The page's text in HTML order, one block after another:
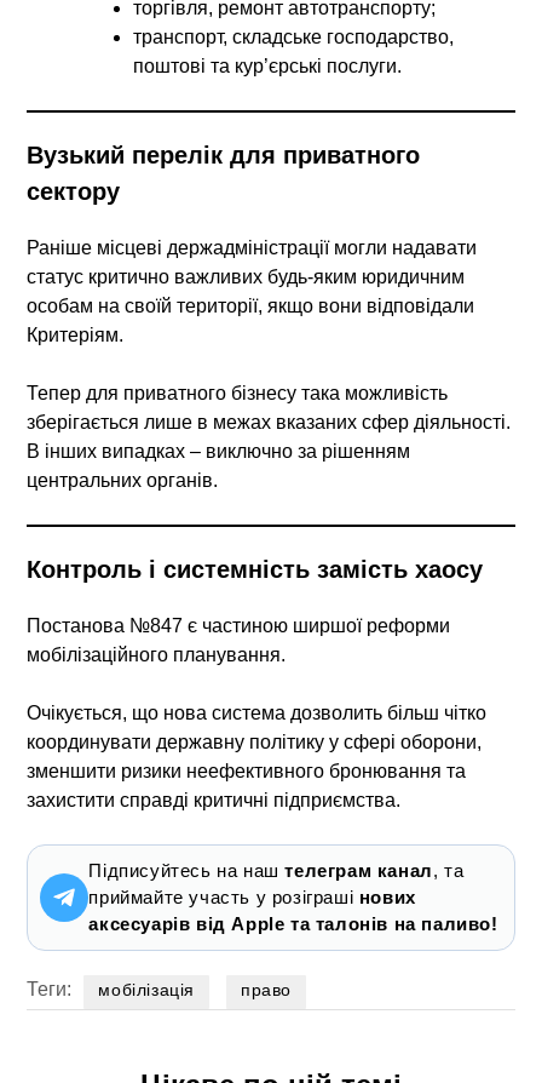
торгівля, ремонт автотранспорту;
транспорт, складське господарство,
поштові та кур’єрські послуги.
Вузький перелік для приватного
сектору
Раніше місцеві держадміністрації могли надавати
статус критично важливих будь-яким юридичним
особам на своїй території, якщо вони відповідали
Критеріям.
Тепер для приватного бізнесу така можливість
зберігається лише в межах вказаних сфер діяльності.
В інших випадках – виключно за рішенням
центральних органів.
Контроль і системність замість хаосу
Постанова №847 є частиною ширшої реформи
мобілізаційного планування.
Очікується, що нова система дозволить більш чітко
координувати державну політику у сфері оборони,
зменшити ризики неефективного бронювання та
захистити справді критичні підприємства.
Підписуйтесь на наштелеграм канал, та
приймайте участь у розіграші нових
аксесуарів від Apple та талонів на паливо!
Теги: мобілізація право